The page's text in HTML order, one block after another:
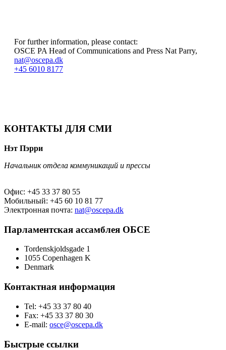
For further information, please contact:
OSCE PA Head of Communications and Press Nat Parry,
nat@oscepa.dk
+45 6010 8177
КОНТАКТЫ ДЛЯ СМИ
Нэт Пэрри
Начальник отдела коммуникаций и прессы
Офис: +45 33 37 80 55
Мобильный: +45 60 10 81 77
Электронная почта: nat@oscepa.dk
Парламентская ассамблея ОБСЕ
Tordenskjoldsgade 1
1055 Copenhagen K
Denmark
Контактная информация
Tel: +45 33 37 80 40
Fax: +45 33 37 80 30
E-mail: osce@oscepa.dk
Быстрые ссылки